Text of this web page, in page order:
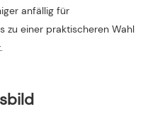
anfällig für
zu einer praktischeren Wahl